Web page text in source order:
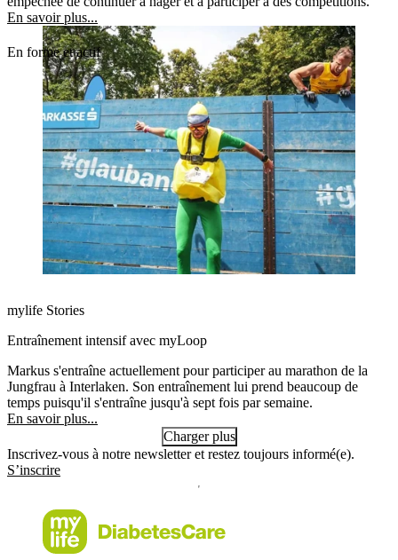
En savoir plus...
En forme et actif
mylife Stories
Entraînement intensif avec myLoop
Markus s'entraîne actuellement pour participer au marathon de la
Jungfrau à Interlaken. Son entraînement lui prend beaucoup de
temps puisqu'il s'entraîne jusqu'à sept fois par semaine.
En savoir plus...
Charger plus
Inscrivez-vous à notre newsletter et restez toujours informé(e).
S’inscrire